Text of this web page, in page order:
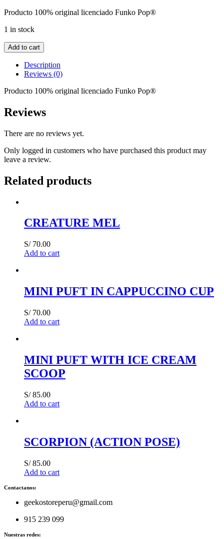
Producto 100% original licenciado Funko Pop®
1 in stock
EDGAR
(MIB)
quantity
Add to cart
Description
Reviews (0)
Producto 100% original licenciado Funko Pop®
Reviews
There are no reviews yet.
Only logged in customers who have purchased this product may
leave a review.
Related products
CREATURE MEL
S/70.00
Add to cart
MINI PUFT IN CAPPUCCINO CUP
S/70.00
Add to cart
MINI PUFT WITH ICE CREAM
SCOOP
S/85.00
Add to cart
SCORPION (ACTION POSE)
S/85.00
Add to cart
Contactanos:
geekostoreperu@gmail.com
915 239 099
Nuestras redes: